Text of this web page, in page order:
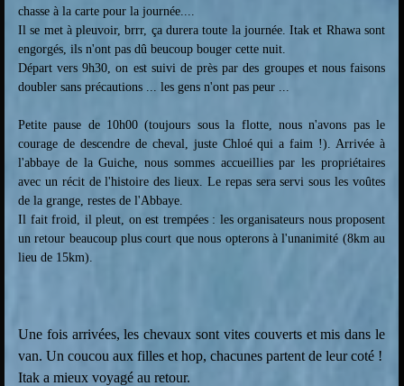
chasse à la carte pour la journée....
Il se met à pleuvoir, brrr, ça durera toute la journée. Itak et Rhawa sont
engorgés, ils n'ont pas dû beucoup bouger cette nuit.
Départ vers 9h30, on est suivi de près par des groupes et nous faisons
doubler sans précautions ... les gens n'ont pas peur ...
Petite pause de 10h00 (toujours sous la flotte, nous n'avons pas le
courage de descendre de cheval, juste Chloé qui a faim !). Arrivée à
l'abbaye de la Guiche, nous sommes accueillies par les propriétaires
avec un récit de l'histoire des lieux. Le repas sera servi sous les voûtes
de la grange, restes de l'Abbaye.
Il fait froid, il pleut, on est trempées : les organisateurs nous proposent
un retour beaucoup plus court que nous opterons à l'unanimité (8km au
lieu de 15km).
Une fois arrivées, les chevaux sont vites couverts et mis dans le
van. Un coucou aux filles et hop, chacunes partent de leur coté !
Itak a mieux voyagé au retour.